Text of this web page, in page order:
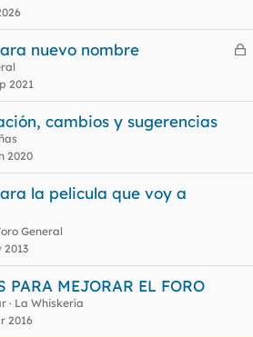
C
r
nuevo nombre
2021
cambios y sugerencias
2020
la pelicula que voy a
General
2013
PARA MEJORAR EL FORO
La Whiskería
2016